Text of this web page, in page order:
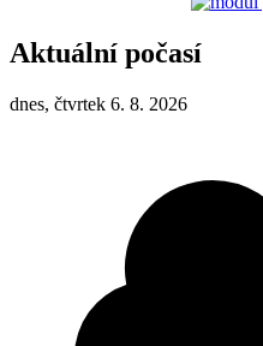
Aktuální počasí
dnes, čtvrtek 6. 8. 2026